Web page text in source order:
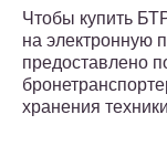
Чтобы купить
на электронную
предоставлено
хранения